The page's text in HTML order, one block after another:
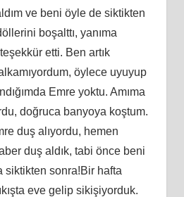
ve beni öyle de siktikten
boşalttı, yanıma
etti. Ben artık
öylece uyuyup
Emre yoktu. Amıma
doğruca banyoya koştum.
duş alıyordu, hemen
duş aldık, tabi önce beni
siktikten sonra!Bir hafta
eve gelip sikişiyorduk.